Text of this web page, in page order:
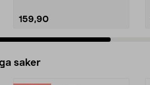
159,90
saker